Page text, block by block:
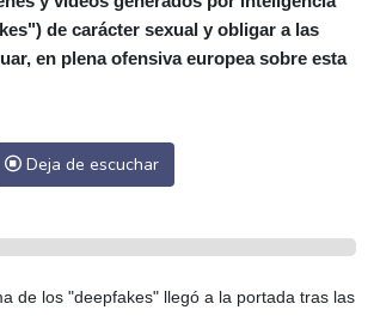
de carácter sexual y obligar a las
en plena ofensiva europea sobre esta
Deja de escuchar
de los "deepfakes" llegó a la portada tras las